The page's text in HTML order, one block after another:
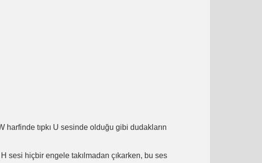
harfinde tıpkı U sesinde olduğu gibi dudakların
sesi hiçbir engele takılmadan çıkarken, bu ses